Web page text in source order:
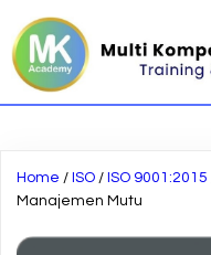
Home / ISO / ISO 9001:2015
Manajemen Mutu